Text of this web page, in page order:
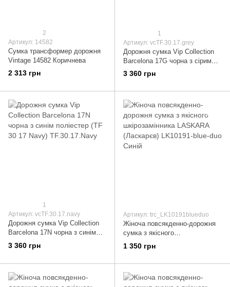
2
Артикул: 14582
Сумка трансформер дорожня
Vintage 14582 Коричнева
2 313 грн
1
Артикул: vcTF.30.17.grey
Дорожня сумка Vip Collection
Barcelona 17G чорна з сірим
поліестер (TF 30 17 Grey)
TF.30.17.Grey
3 360 грн
1
Артикул: vcTF.30.17.navy
Дорожня сумка Vip Collection
Barcelona 17N чорна з синім
поліестер (TF 30 17 Navy)
TF.30.17.Navy
3 360 грн
Артикул: trc_LK10191blueduo
Жіноча повсякденно-дорожня
сумка з якісного
шкірозамінника LASKARA
(Ласкарєв) LK10191-blue-duo
1 350 грн